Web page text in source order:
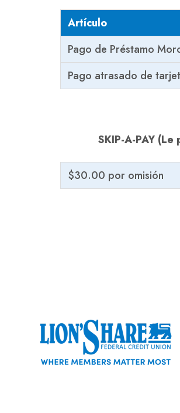
Artículo
Pago de Préstamo
Pago atrasado de
SKIP-A-PAY
$30.00 por omisión